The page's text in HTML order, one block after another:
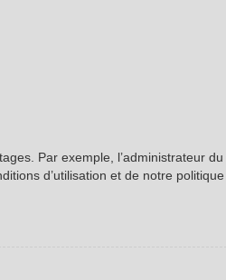
Par exemple, l’administrateur
d’utilisation et de notre